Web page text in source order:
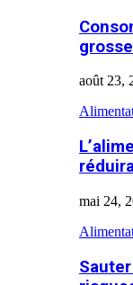
août 23,
mai 24,